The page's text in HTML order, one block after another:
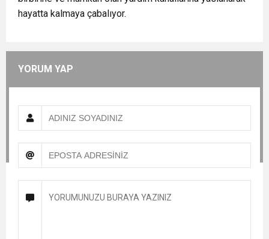
hayatta kalmaya çabalıyor.
YORUM YAP